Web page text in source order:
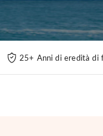
25+ Anni di eredità di